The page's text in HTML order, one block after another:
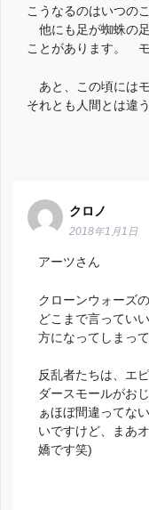
こうなるのはいつの
他にも足が蜘蛛の
ことがあります。
あと、この頃には
それとも人間とは違
クロノ
2018年1月1日
アーツさん
クローンウォーズ
どこまで言ってい
方になってしまっ
反乱者たちは、エ
ダースモールがお
ぁほぼ間違ってな
いですけど、まあ
嬌です笑)